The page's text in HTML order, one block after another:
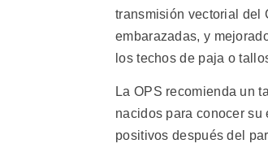
transmisión vectorial del
embarazadas, y
los techos de paja o
La OPS recomienda un
nacidos para conocer su
positivos después del